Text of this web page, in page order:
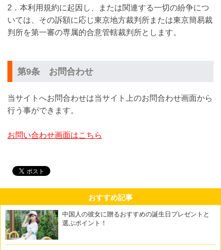
2．本利用規約に起因し、または関連する一切の紛争につ
いては、その訴額に応じ東京地方裁判所または東京簡易裁
判所を第一審の専属的合意管轄裁判所とします。
第9条 お問合わせ
当サイトへお問合わせは当サイト上のお問合わせ画面から
行う事ができます。
お問い合わせ画面はこちら
おすすめ記事
中国人の彼女に贈るおすすめの誕生日プレゼントと
選ぶポイント！